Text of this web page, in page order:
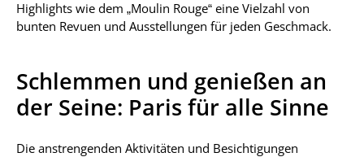
Highlights wie dem „Moulin Rouge“ eine Vielzahl von
bunten Revuen und Ausstellungen für jeden Geschmack.
Schlemmen und genießen an
der Seine: Paris für alle Sinne
Die anstrengenden Aktivitäten und Besichtigungen